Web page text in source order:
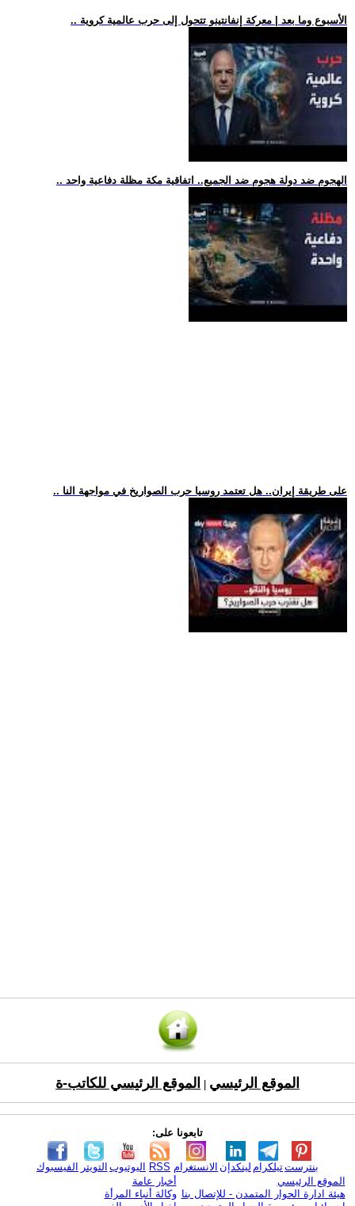
.. الأسبوع وما بعد | معركة إنفانتينو تتحول إلى حرب عالمية كروية
.. الهجوم ضد دولة هجوم ضد الجميع.. اتفاقية مكة مظلة دفاعية واحد
.. على طريقة إيران.. هل تعتمد روسيا حرب الصواريخ في مواجهة النا
الموقع الرئيسي الموقع الرئيسي للكاتب-ة
تابعونا على:
الفيسبوك التويتر اليوتيوب RSS الانستغرام لينكدإن تيلكرامبنترست
الموقع الرئيسي
هيئة ادارة الحوار المتمدن - للإتصال بنا
أخبار عامة
وكالة أنباء المرأة